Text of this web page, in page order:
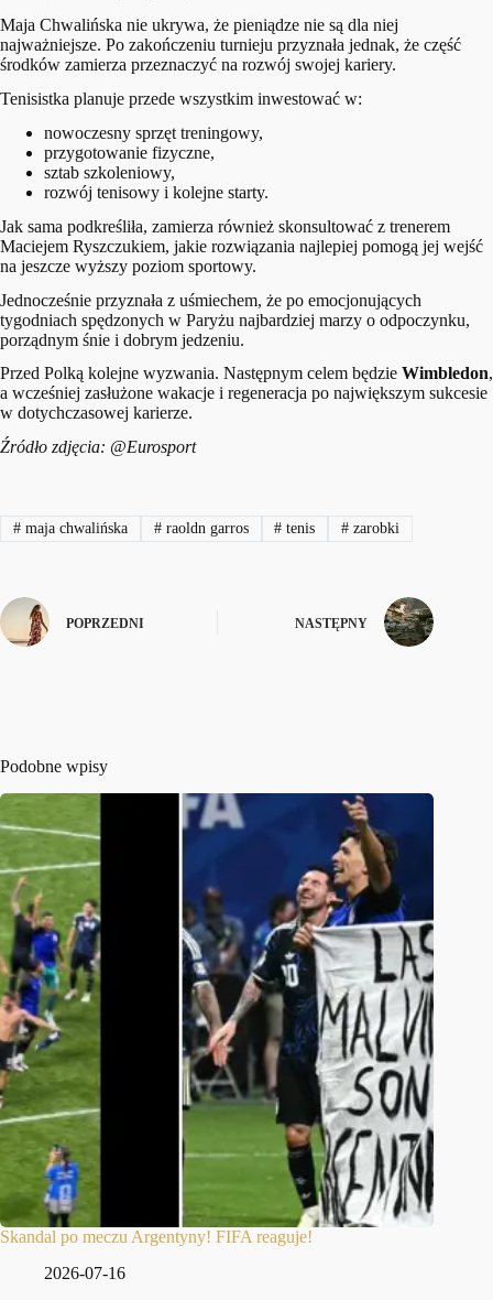
Maja Chwalińska nie ukrywa, że pieniądze nie są dla niej
najważniejsze. Po zakończeniu turnieju przyznała jednak, że część
środków zamierza przeznaczyć na rozwój swojej kariery.
Tenisistka planuje przede wszystkim inwestować w:
nowoczesny sprzęt treningowy,
przygotowanie fizyczne,
sztab szkoleniowy,
rozwój tenisowy i kolejne starty.
Jak sama podkreśliła, zamierza również skonsultować z trenerem
Maciejem Ryszczukiem, jakie rozwiązania najlepiej pomogą jej wejść
na jeszcze wyższy poziom sportowy.
Jednocześnie przyznała z uśmiechem, że po emocjonujących
tygodniach spędzonych w Paryżu najbardziej marzy o odpoczynku,
porządnym śnie i dobrym jedzeniu.
Przed Polką kolejne wyzwania. Następnym celem będzie Wimbledon,
a wcześniej zasłużone wakacje i regeneracja po największym sukcesie
w dotychczasowej karierze.
Źródło zdjęcia: @Eurosport
#maja chwalińska #raoldn garros # tenis # zarobki
POPRZEDNI NASTĘPNY
Podobne wpisy
Skandal po meczu Argentyny! FIFA reaguje!
2026-07-16